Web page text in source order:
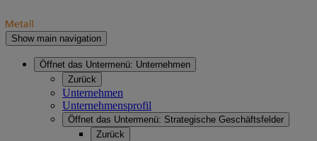
Show main navigation
Öffnet das Untermenü: Unternehmen
Zurück
Unternehmen
Unternehmensprofil
Öffnet das Untermenü: Strategische Geschäftsfelder
Zurück